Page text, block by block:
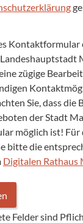
Kontaktformular
zügige
Sie, dass die
der Stadt
möglich ist! Für
bitte die
Digitalen Rathaus
Felder sind